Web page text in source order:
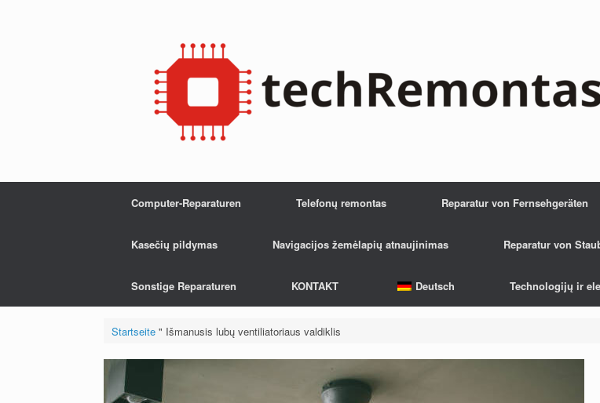
Computer-Reparaturen Telefonų remontas Reparatur von Fernsehgeräten
Kasečių pildymas Navigacijos žemėlapių atnaujinimas Reparatur von
Sonstige Reparaturen KONTAKT Deutsch Technologijų ir
Startseite" Išmanusis lubų ventiliatoriaus valdiklis